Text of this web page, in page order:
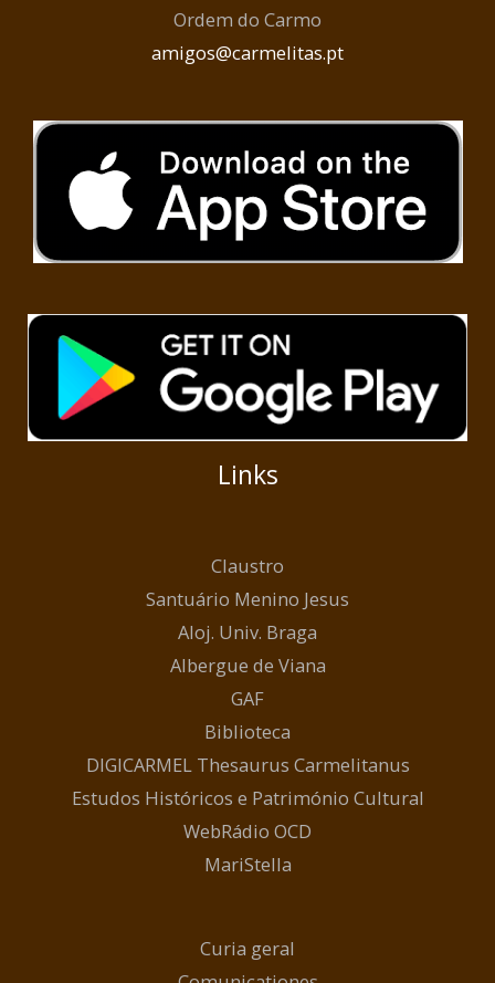
Ordem do Carmo
amigos@carmelitas.pt
Links
Claustro
Santuário Menino Jesus
Aloj. Univ. Braga
Albergue de Viana
GAF
Biblioteca
DIGICARMEL Thesaurus Carmelitanus
Estudos Históricos e Património Cultural
WebRádio OCD
MariStella
Curia geral